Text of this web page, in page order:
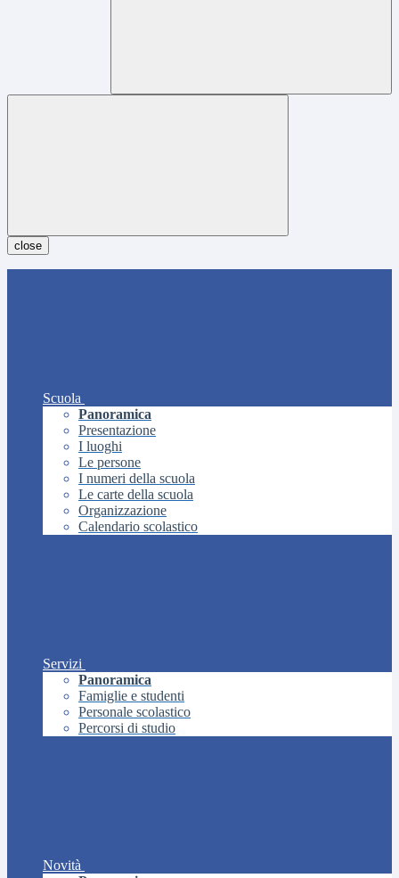
close
Scuola
Panoramica
Presentazione
I luoghi
Le persone
I numeri della scuola
Le carte della scuola
Organizzazione
Calendario scolastico
Servizi
Panoramica
Famiglie e studenti
Personale scolastico
Percorsi di studio
Novità